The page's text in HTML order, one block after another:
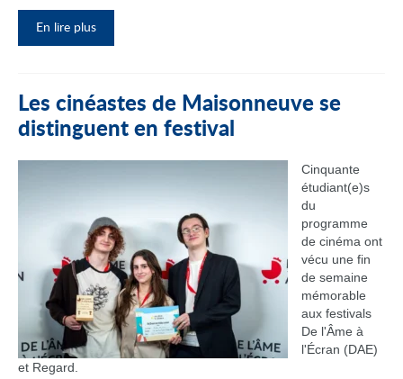
En lire plus
Les cinéastes de Maisonneuve se
distinguent en festival
Cinquante
étudiant(e)s
du
programme
de cinéma ont
vécu une fin
de semaine
mémorable
aux festivals
De l'Âme à
l'Écran (DAE)
et Regard.